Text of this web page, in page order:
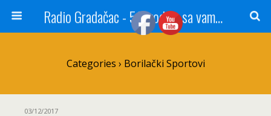
Radio Gradačac - 56 godina sa vama...
Categories › Borilački Sportovi
03/12/2017